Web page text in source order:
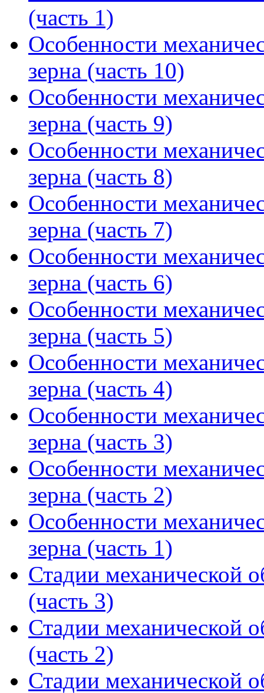
(часть 1)
Особенности
зерна (часть 10)
Особенности
зерна (часть 9)
Особенности
зерна (часть 8)
Особенности
зерна (часть 7)
Особенности
зерна (часть 6)
Особенности
зерна (часть 5)
Особенности
зерна (часть 4)
Особенности
зерна (часть 3)
Особенности
зерна (часть 2)
Особенности
зерна (часть 1)
Стадии механической
(часть 3)
Стадии механической
(часть 2)
Стадии механической